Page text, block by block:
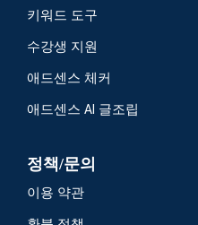
키워드 도구
수강생 지원
애드센스 체커
애드센스 AI 글조립
정책/문의
이용 약관